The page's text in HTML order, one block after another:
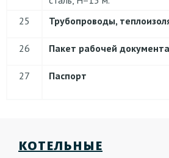
25
Трубопроводы,
26 Пакет рабочей
27
Паспорт
КОТЕЛЬНЫЕ